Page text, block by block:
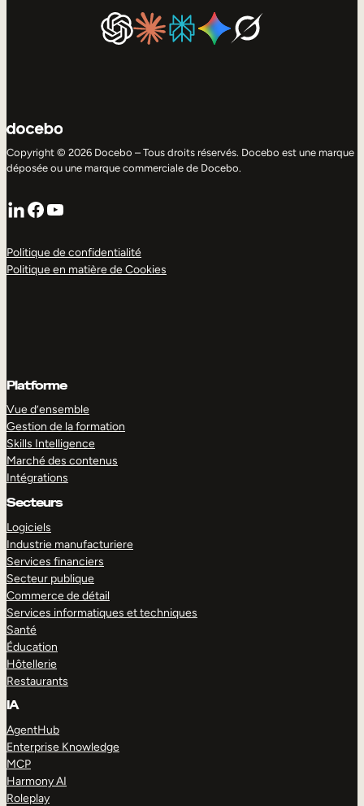
Copyright © 2026 Docebo – Tous droits réservés. Docebo est une marque
déposée ou une marque commerciale de Docebo.
LinkedIn
Facebook
YouTube
Politique de confidentialité
Politique en matière de Cookies
Platforme
Vue d’ensemble
Gestion de la formation
Skills Intelligence
Marché des contenus
Intégrations
Secteurs
Logiciels
Industrie manufacturiere
Services financiers
Secteur publique
Commerce de détail
Services informatiques et techniques
Santé
Éducation
Hôtellerie
Restaurants
IA
AgentHub
Enterprise Knowledge
MCP
Harmony AI
Roleplay